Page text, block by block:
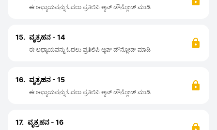
ಈ ಅಧ್ಯಾಯವನ್ನು ಓದಲು ಪ್ರತಿಲಿಪಿ ಆ್ಯಪ್ ಡೌನ್ಲೋಡ್ ಮಾಡಿ
15. ವೃತ್ರಹನ - 14
ಈ ಅಧ್ಯಾಯವನ್ನು ಓದಲು ಪ್ರತಿಲಿಪಿ ಆ್ಯಪ್ ಡೌನ್ಲೋಡ್ ಮಾಡಿ
16. ವೃತ್ರಹನ - 15
ಈ ಅಧ್ಯಾಯವನ್ನು ಓದಲು ಪ್ರತಿಲಿಪಿ ಆ್ಯಪ್ ಡೌನ್ಲೋಡ್ ಮಾಡಿ
17. ವೃತ್ರಹನ - 16